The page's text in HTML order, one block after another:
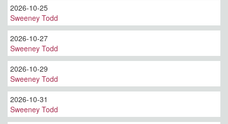
2026-10-25
Sweeney Todd
2026-10-27
Sweeney Todd
2026-10-29
Sweeney Todd
2026-10-31
Sweeney Todd